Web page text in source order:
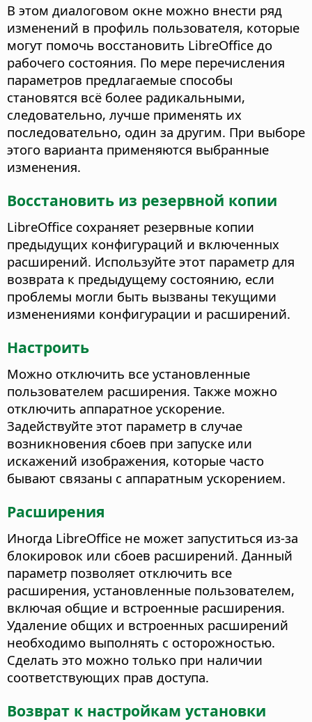
В этом диалоговом окне можно внести ряд
изменений в профиль пользователя, которые
могут помочь восстановить LibreOffice до
рабочего состояния. По мере перечисления
параметров предлагаемые способы
становятся всё более радикальными,
следовательно, лучше применять их
последовательно, один за другим. При выборе
этого варианта применяются выбранные
изменения.
Восстановить из резервной копии
LibreOffice сохраняет резервные копии
предыдущих конфигураций и включенных
расширений. Используйте этот параметр для
возврата к предыдущему состоянию, если
проблемы могли быть вызваны текущими
изменениями конфигурации и расширений.
Настроить
Можно отключить все установленные
пользователем расширения. Также можно
отключить аппаратное ускорение.
Задействуйте этот параметр в случае
возникновения сбоев при запуске или
искажений изображения, которые часто
бывают связаны с аппаратным ускорением.
Расширения
Иногда LibreOffice не может запуститься из-за
блокировок или сбоев расширений. Данный
параметр позволяет отключить все
расширения, установленные пользователем,
включая общие и встроенные расширения.
Удаление общих и встроенных расширений
необходимо выполнять с осторожностью.
Сделать это можно только при наличии
соответствующих прав доступа.
Возврат к настройкам установки